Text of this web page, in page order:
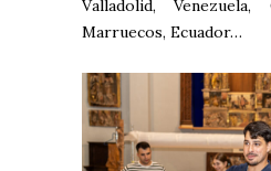
Valladolid,
Marruecos, Ecuador…